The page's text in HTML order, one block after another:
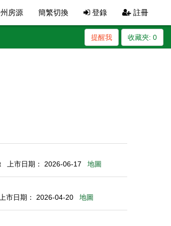
房源 簡繁切換 登錄 註冊
收藏夾: 0
提醒我
上市日期： 2026-06-17 地圖
上市日期： 2026-04-20 地圖